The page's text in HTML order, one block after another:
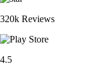
320k Reviews
4.5